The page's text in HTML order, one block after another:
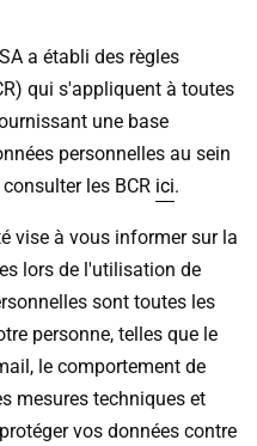
a établi des règles
qui s'appliquent à toutes
une base
personnelles au sein
les BCR ici.
vise à vous informer sur la
lors de l'utilisation de
sont toutes les
personne, telles que le
le comportement de
mesures techniques et
vos données contre